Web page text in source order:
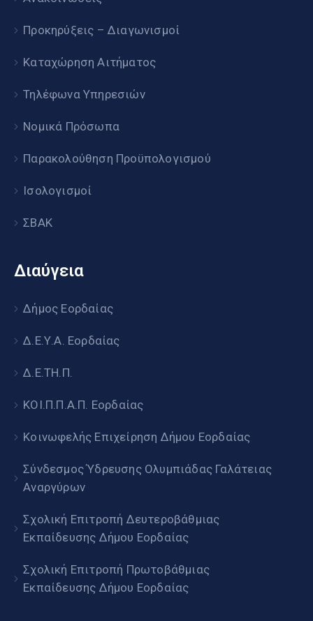
Προκηρύξεις – Διαγωνισμοί
Καταχώρηση Αιτήματος
Τηλέφωνα Υπηρεσιών
Νομικά Πρόσωπα
Παρακολούθηση Προϋπολογισμού
Ισολογισμοί
ΣΒΑΚ
Διαύγεια
Δήμος Εορδαίας
Δ.Ε.Υ.Α. Εορδαίας
Δ.Ε.ΤΗ.Π.
ΚΟΙ.Π.Π.Α.Π. Εορδαίας
Κοινωφελής Επιχείρηση Δήμου Εορδαίας
Σύνδεσμος Ύδρευσης Ολυμπιάδας Γαλάτειας
Αναργύρων
Σχολική Επιτροπή Δευτεροβάθμιας
Εκπαίδευσης Δήμου Εορδαίας
Σχολική Επιτροπή Πρωτοβάθμιας
Εκπαίδευσης Δήμου Εορδαίας